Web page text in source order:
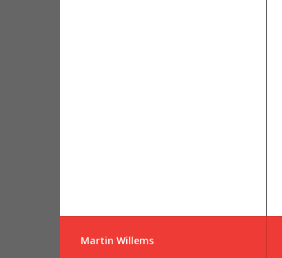
Martin Willems